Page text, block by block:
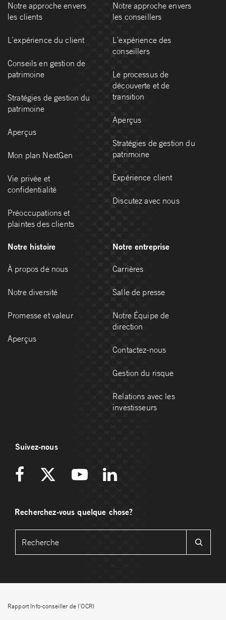
Notre approche envers
les clients
L’expérience du client
Conseils en gestion de
patrimoine
Stratégies de gestion du
patrimoine
Aperçus
Mon plan NextGen
Vie privée et
confidentialité
Préoccupations et
plaintes des clients
Notre approche envers
les conseillers
L’expérience des
conseillers
Le processus de
découverte et de
transition
Aperçus
Stratégies de gestion du
patrimoine
Expérience client
Discutez avec nous
Notre histoire
À propos de nous
Notre diversité
Promesse et valeur
Aperçus
Notre entreprise
Carrières
Salle de presse
Notre Équipe de
direction
Contactez-nous
Gestion du risque
Relations avec les
investisseurs
Suivez-nous
Recherchez-vous quelque chose?
Rapport Info-conseiller de l’OCRI